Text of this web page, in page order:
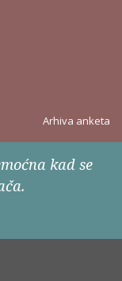
Arhiva anketa
kad se